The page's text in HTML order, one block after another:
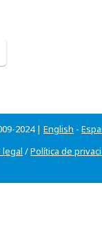
2024 | English -
legal /Política de